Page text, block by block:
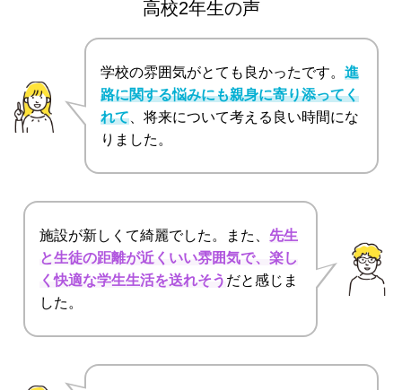
高校2年生の声
学校の雰囲気がとても良かったです。 進
路に関する悩みにも親身に寄り添ってく
れて 、将来について考える良い時間にな
りました。
施設が新しくて綺麗でした。また、 先生
と生徒の距離が近くいい雰囲気で、楽し
く快適な学生生活を送れそう だと感じま
した。